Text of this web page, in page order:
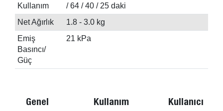
Kullanım
/ 64 / 40 / 25 daki
Net Ağırlık
1.8 - 3.0 kg
Emiş
Basıncı/
Güç
21 kPa
Genel
Kullanım
Kullanıcı